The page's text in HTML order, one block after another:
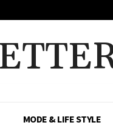
MODE & LIFE STYLE